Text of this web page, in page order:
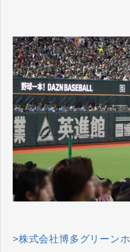
>株式会社博多グリーン